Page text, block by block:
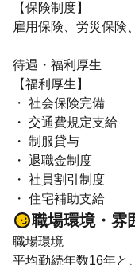
【保険制度】
雇用保険、労災保険
待遇・福利厚生
【福利厚生】
・ 社会保険完備
・ 交通費規定支給
・ 制服貸与
・ 退職金制度
・ 社員割引制度
・ 住宅補助支給
職場環境・雰
職場環境
平均勤続年数16年と